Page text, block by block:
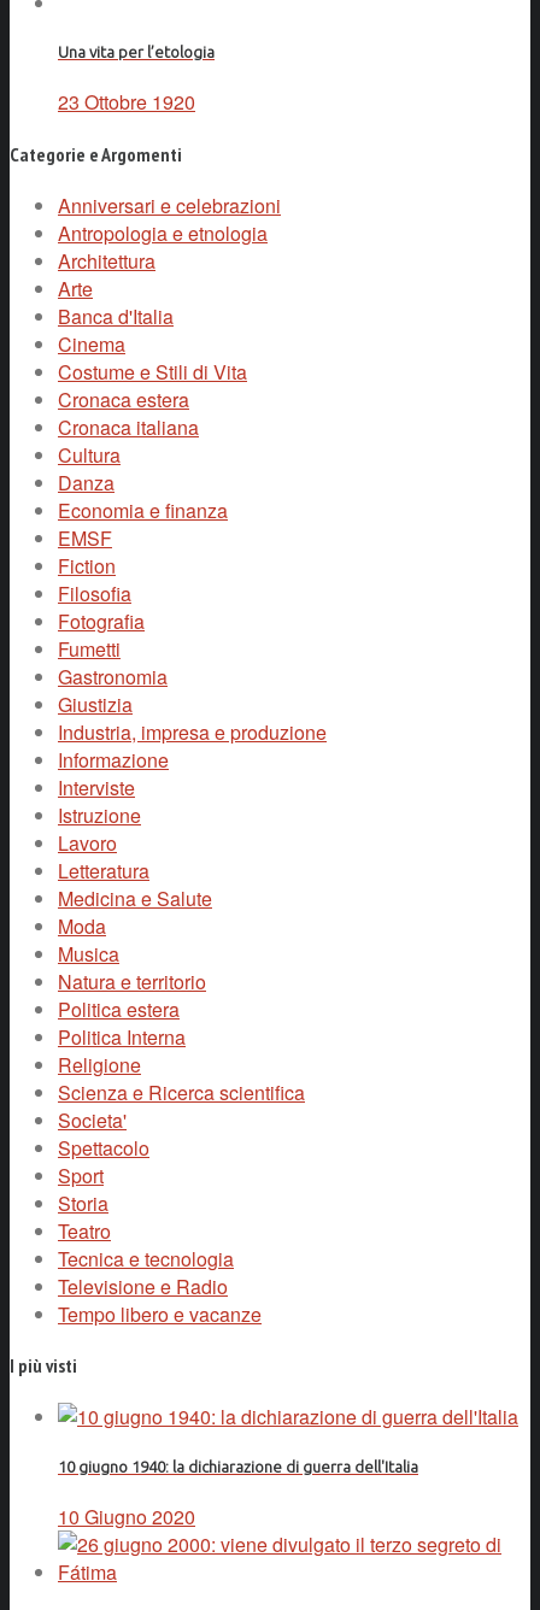
Una vita per l’etologia
23 Ottobre 1920
Categorie e Argomenti
Anniversari e celebrazioni
Antropologia e etnologia
Architettura
Arte
Banca d'Italia
Cinema
Costume e Stili di Vita
Cronaca estera
Cronaca italiana
Cultura
Danza
Economia e finanza
EMSF
Fiction
Filosofia
Fotografia
Fumetti
Gastronomia
Giustizia
Industria, impresa e produzione
Informazione
Interviste
Istruzione
Lavoro
Letteratura
Medicina e Salute
Moda
Musica
Natura e territorio
Politica estera
Politica Interna
Religione
Scienza e Ricerca scientifica
Societa'
Spettacolo
Sport
Storia
Teatro
Tecnica e tecnologia
Televisione e Radio
Tempo libero e vacanze
I più visti
10 giugno 1940: la dichiarazione di guerra dell'Italia
10 Giugno 2020